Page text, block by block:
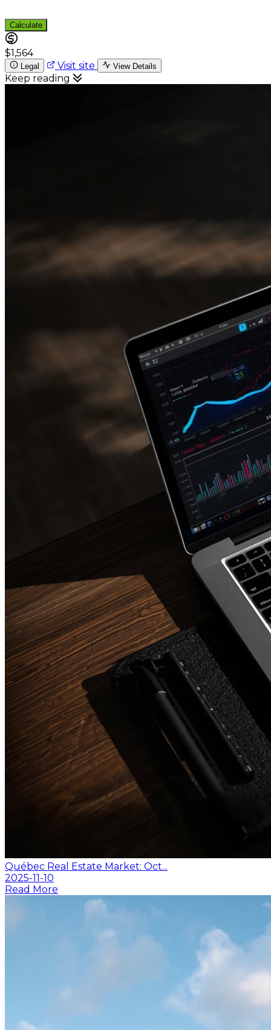
Calculate
$1,564
Legal Visit site View Details
Keep reading
Québec Real Estate Market: Oct...
2025-11-10
Read More